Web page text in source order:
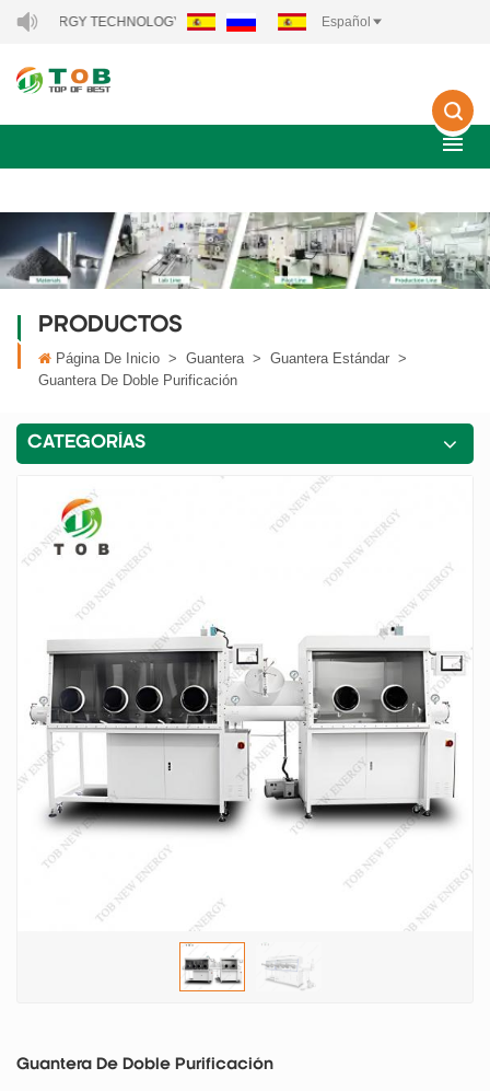
TECHNOLOGY CO., LTD.. Español
PRODUCTOS
Página De Inicio > Guantera > Guantera Estándar >
Guantera De Doble Purificación
CATEGORÍAS
Guantera De Doble Purificación